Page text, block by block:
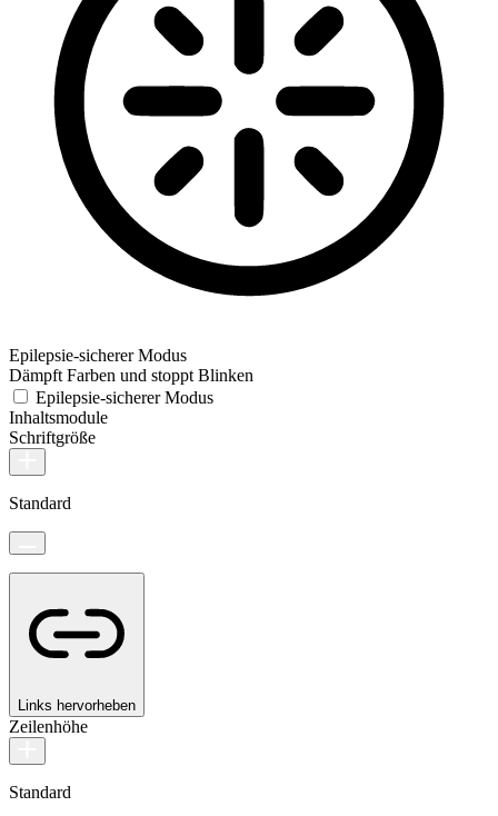
Epilepsie-sicherer Modus
Dämpft Farben und stoppt Blinken
Epilepsie-sicherer Modus
Inhaltsmodule
Schriftgröße
Standard
Links hervorheben
Zeilenhöhe
Standard